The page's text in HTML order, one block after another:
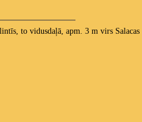
to vidusdaļā, apm. 3 m virs